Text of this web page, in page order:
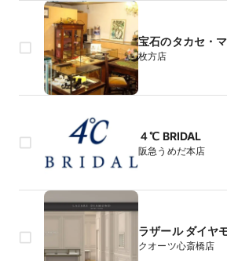
宝石のタカセ・
枚方店
４℃ BRIDAL
阪急うめだ本店
ラザール ダイヤ
クオーツ心斎橋店